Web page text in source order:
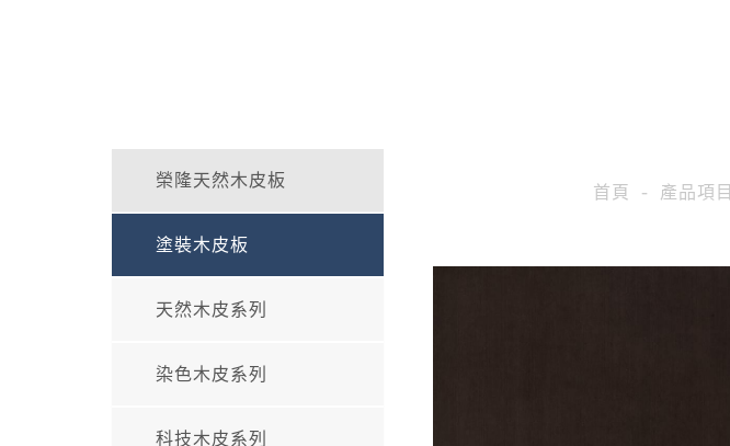
榮隆天然木皮板
塗裝木皮板
天然木皮系列
染色木皮系列
科技木皮系列
首頁 產品項目